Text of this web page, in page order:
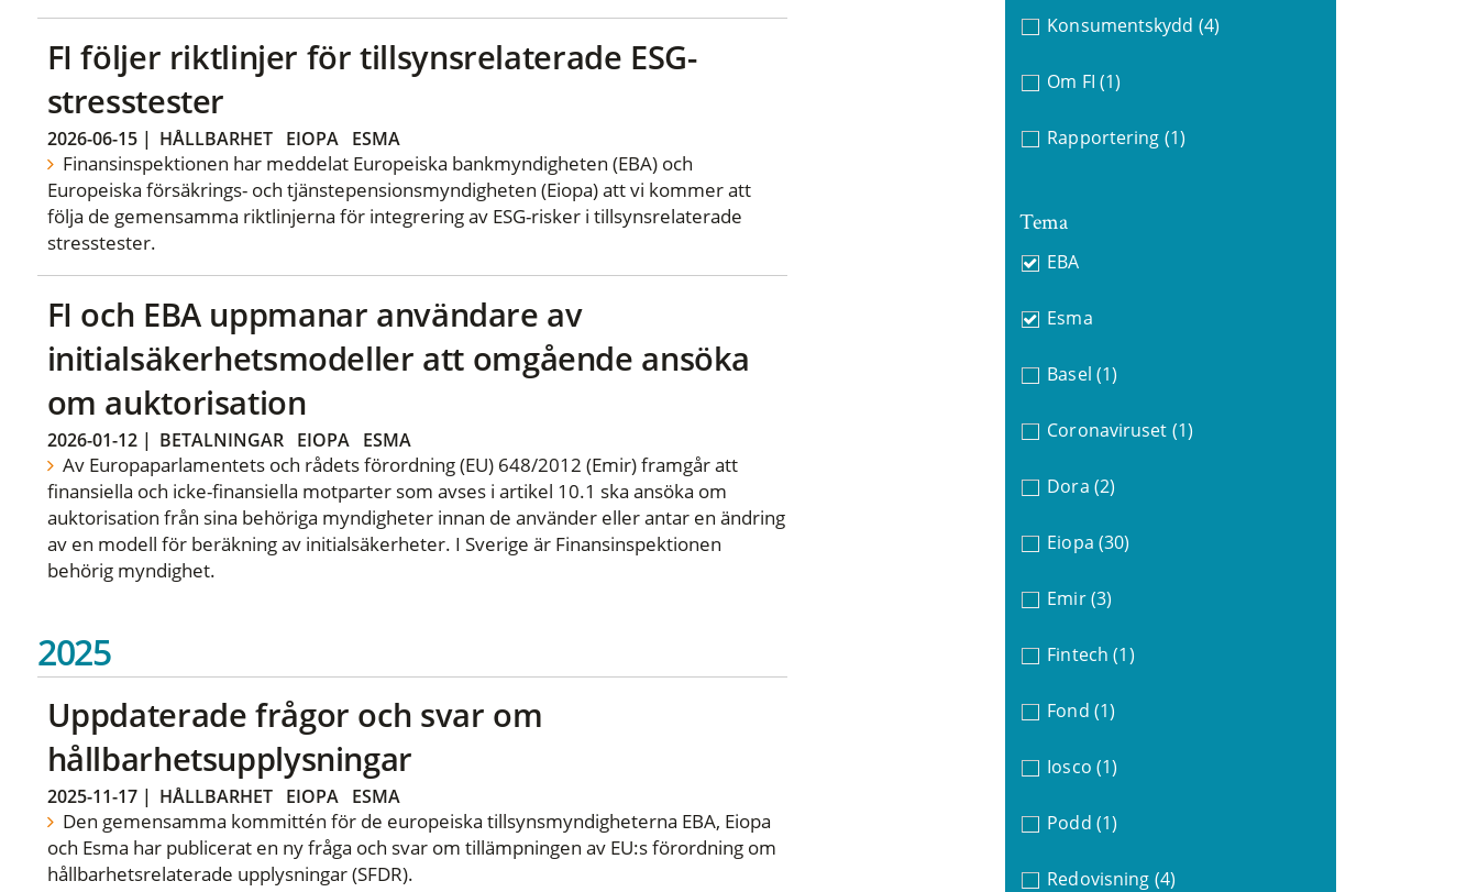
FI följer riktlinjer för tillsynsrelaterade ESG-
stresstester
2026-06-15| HÅLLBARHET EIOPA ESMA
Finansinspektionen har meddelat Europeiska bankmyndigheten (EBA) och
Europeiska försäkrings- och tjänstepensionsmyndigheten (Eiopa) att vi kommer att
följa de gemensamma riktlinjerna för integrering av ESG-risker i tillsynsrelaterade
stresstester.
FI och EBA uppmanar användare av
initialsäkerhetsmodeller att omgående ansöka
om auktorisation
2026-01-12| BETALNINGAR EIOPA ESMA
Av Europaparlamentets och rådets förordning (EU) 648/2012 (Emir) framgår att
finansiella och icke-finansiella motparter som avses i artikel 10.1 ska ansöka om
auktorisation från sina behöriga myndigheter innan de använder eller antar en ändring
av en modell för beräkning av initialsäkerheter. I Sverige är Finansinspektionen
behörig myndighet.
2025
Uppdaterade frågor och svar om
hållbarhetsupplysningar
2025-11-17| HÅLLBARHET EIOPA ESMA
Den gemensamma kommittén för de europeiska tillsynsmyndigheterna EBA, Eiopa
och Esma har publicerat en ny fråga och svar om tillämpningen av EU:s förordning om
hållbarhetsrelaterade upplysningar (SFDR).
Konsumentskydd (4)
Om FI (1)
Rapportering (1)
Tema
EBA
Esma
Basel (1)
Coronaviruset (1)
Dora (2)
Eiopa (30)
Emir (3)
Fintech (1)
Fond (1)
Iosco (1)
Podd (1)
Redovisning (4)